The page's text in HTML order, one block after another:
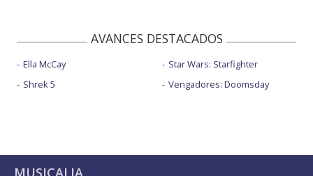
AVANCES DESTACADOS
Ella McCay
Shrek 5
Star Wars: Starfighter
Vengadores: Doomsday